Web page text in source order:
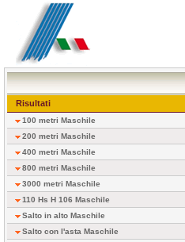
Risultati
100 metri Maschile
200 metri Maschile
400 metri Maschile
800 metri Maschile
3000 metri Maschile
110 Hs H 106 Maschile
Salto in alto Maschile
Salto con l'asta Maschile